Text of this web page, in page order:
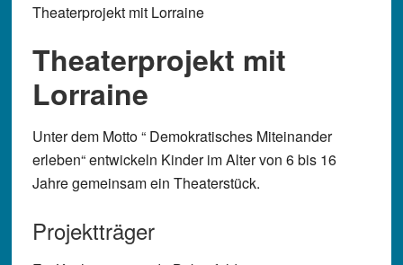
Theaterprojekt mit Lorraine
Theaterprojekt mit
Lorraine
Unter dem Motto “ Demokratisches Miteinander
erleben“ entwickeln Kinder im Alter von 6 bis 16
Jahre gemeinsam ein Theaterstück.
Projektträger